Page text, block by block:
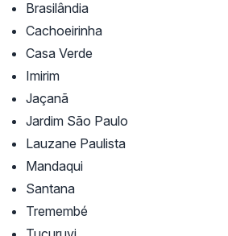
Brasilândia
Cachoeirinha
Casa Verde
Imirim
Jaçanã
Jardim São Paulo
Lauzane Paulista
Mandaqui
Santana
Tremembé